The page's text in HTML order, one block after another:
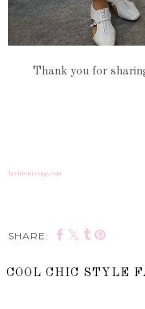
Thank you for
fashionising.com
SHARE:
COOL CHIC STYLE